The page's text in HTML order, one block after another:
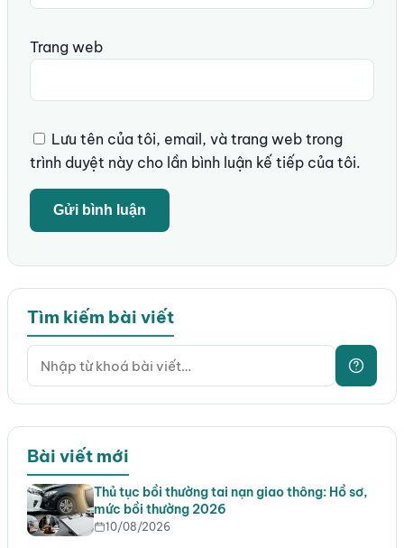
Trang web
Lưu tên của tôi, email, và trang web trong
trình duyệt này cho lần bình luận kế tiếp của tôi.
Tìm kiếm bài viết
Bài viết mới
Thủ tục bồi thường tai nạn giao thông: Hồ sơ,
mức bồi thường 2026
10/08/2026